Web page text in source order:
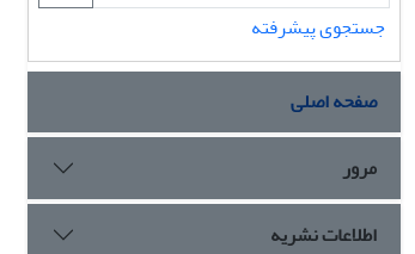
جستجوی پیشرفته
صفحه اصلی
مرور
اطلاعات نشریه